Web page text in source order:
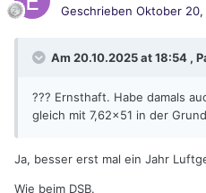
Geschrieben Oktober
Am 20.10.2025 at 18:54 ,
??? Ernsthaft. Habe damals
gleich mit 7,62x51 in der
Ja, besser erst mal ein Jahr
Wie beim DSB.